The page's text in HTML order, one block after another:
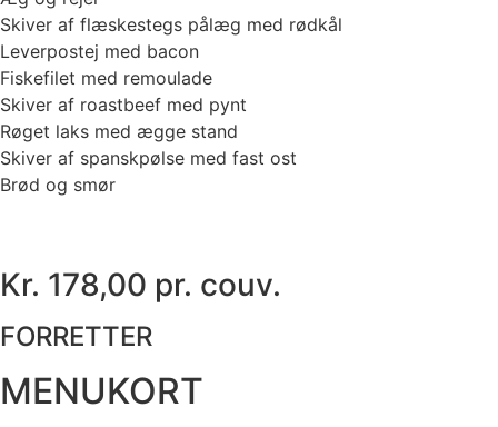
Skiver af flæskestegs pålæg med rødkål
Leverpostej med bacon
Fiskefilet med remoulade
Skiver af roastbeef med pynt
Røget laks med ægge stand
Skiver af spanskpølse med fast ost
Brød og smør
Kr. 178,00 pr. couv.
FORRETTER
MENUKORT